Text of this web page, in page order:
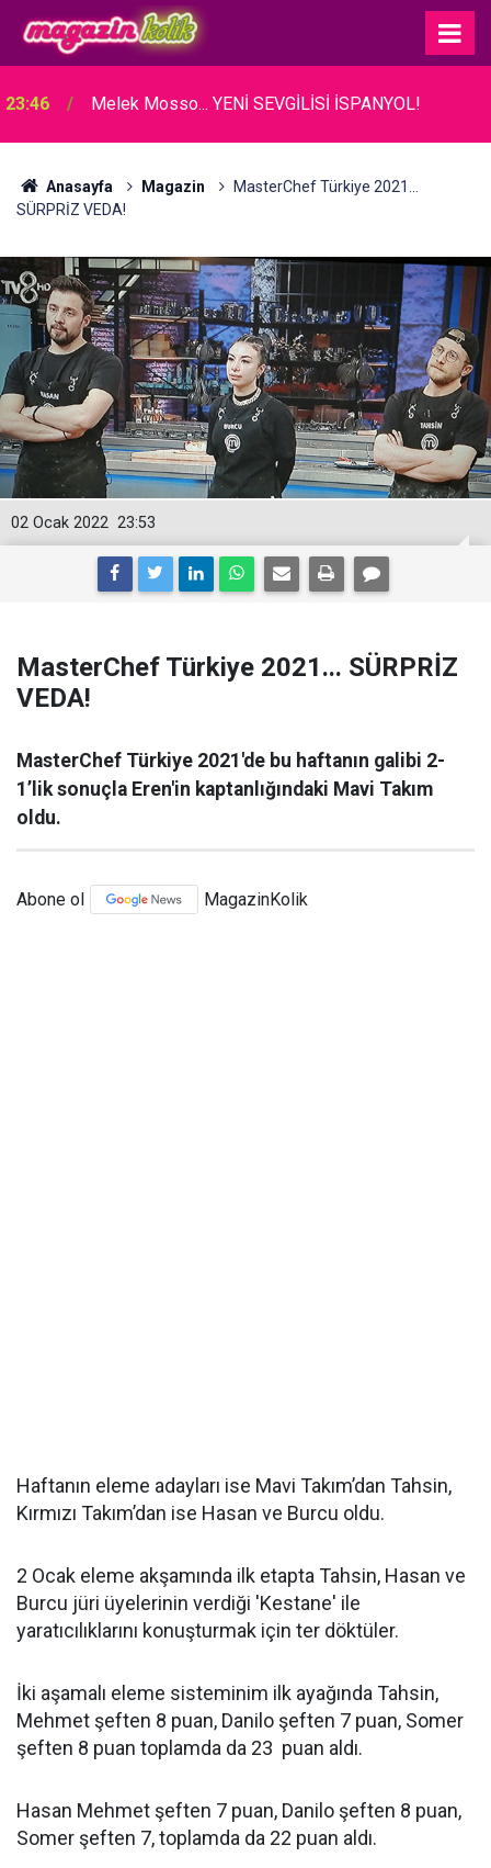
23:46 Melek Mosso... YENİ SEVGİLİSİ İSPANYOL!
Anasayfa Magazin
MasterChef Türkiye 2021...
SÜRPRİZ VEDA!
23:53
02 Ocak 2022
MasterChef Türkiye 2021... SÜRPRİZ
VEDA!
MasterChef Türkiye 2021'de bu haftanın galibi 2-
1’lik sonuçla Eren'in kaptanlığındaki Mavi Takım
oldu.
Abone ol MagazinKolik
Haftanın eleme adayları ise Mavi Takım’dan Tahsin,
Kırmızı Takım’dan ise Hasan ve Burcu oldu.
2 Ocak eleme akşamında ilk etapta Tahsin, Hasan ve
Burcu jüri üyelerinin verdiği 'Kestane' ile
yaratıcılıklarını konuşturmak için ter döktüler.
İki aşamalı eleme sisteminim ilk ayağında Tahsin,
Mehmet şeften 8 puan, Danilo şeften 7 puan, Somer
şeften 8 puan toplamda da 23 puan aldı.
Hasan Mehmet şeften 7 puan, Danilo şeften 8 puan,
Somer şeften 7, toplamda da 22 puan aldı.